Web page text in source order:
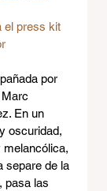
el press kit
por
En un
oscuridad,
melancólica,
separe de la
pasa las